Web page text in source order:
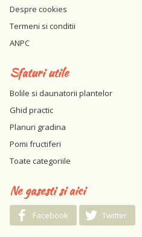
Despre cookies
Termeni si conditii
ANPC
Sfaturi utile
Bolile si daunatorii plantelor
Ghid practic
Planuri gradina
Pomi fructiferi
Toate categoriile
Ne gasesti si aici
Facebook Twitter